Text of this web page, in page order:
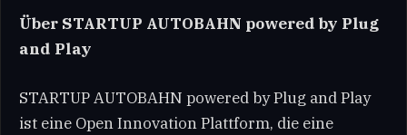
Über STARTUP AUTOBAHN powered by Plug
and Play
STARTUP AUTOBAHN powered by Plug and Play
ist eine Open Innovation Plattform, die eine